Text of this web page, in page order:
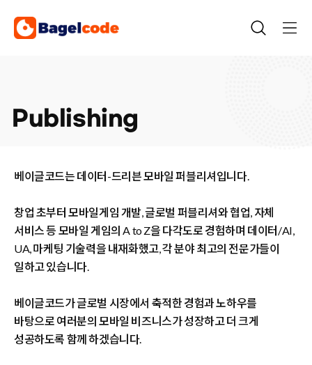
content
Publishing
베이글코드는 데이터-드리븐 모바일 퍼블리셔입니다.
창업 초부터 모바일게임 개발, 글로벌 퍼블리셔와 협업, 자체
서비스 등 모바일 게임의 A to Z을 다각도로 경험하며 데이터/AI,
UA, 마케팅 기술력을 내재화했고, 각 분야 최고의 전문가들이
일하고 있습니다.
베이글코드가 글로벌 시장에서 축적한 경험과 노하우를
바탕으로 여러분의 모바일 비즈니스가 성장하고더 크게
성공하도록 함께 하겠습니다.